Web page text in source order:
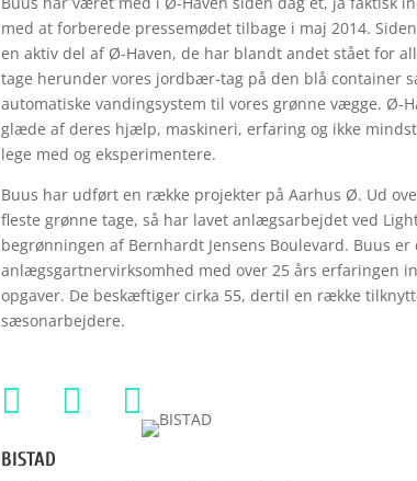
med at forberede pressemødet tilbage i maj 2014.
en aktiv del af Ø-Haven, de har blandt andet stået for
tage herunder vores jordbær-tag på den blå container
automatiske vandingsystem til vores grønne vægge. Ø-
glæde af deres hjælp, maskineri, erfaring og ikke
lege med og eksperimentere.
Buus har udført en række projekter på Aarhus Ø. Ud
fleste grønne tage, så har lavet anlægsarbejdet ved
begrønningen af Bernhardt Jensens Boulevard. Buus
anlægsgartnervirksomhed med over 25 års erfaringen
opgaver. De beskæftiger cirka 55, dertil en række
sæsonarbejdere.
  
BISTAD